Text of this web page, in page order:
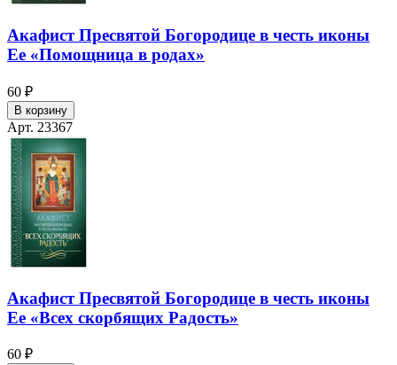
Акафист Пресвятой Богородице в честь иконы
Ее «Помощница в родах»
60 ₽
В корзину
Арт. 23367
Акафист Пресвятой Богородице в честь иконы
Ее «Всех скорбящих Радость»
60 ₽